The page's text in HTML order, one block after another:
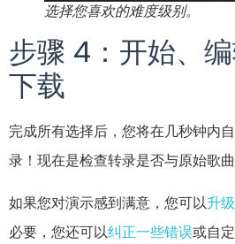
选择您喜欢的难度级别。
步骤 4：开始、
下载
完成所有选择后，您将在几秒钟内
录！现在是检查转录是否与原始歌曲
如果您对演示感到满意，您可以升
必要，您还可以纠正一些错误或自定